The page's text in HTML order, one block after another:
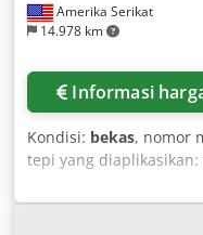
Amerika Serikat
14.978 km
Informasi
Kondisi: bekas, nomor
tepi yang
veneer Sistem lem:
multifungsi: ya